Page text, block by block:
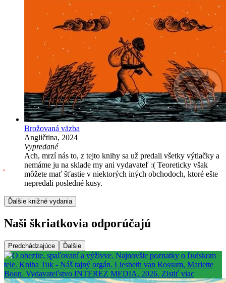
Brožovaná väzba
Angličtina, 2024
Vypredané
Ach, mrzí nás to, z tejto knihy sa už predali všetky výtlačky a
nemáme ju na sklade my ani vydavateľ :( Teoreticky však
môžete mať šťastie v niektorých iných obchodoch, ktoré ešte
nepredali posledné kusy.
Ďalšie knižné vydania
Naši škriatkovia odporúčajú
Predchádzajúce Ďalšie